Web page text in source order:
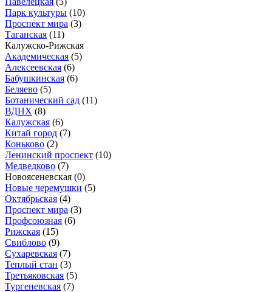
Парк культуры (10)
Проспект мира (3)
Таганская (11)
Калужско-Рижская
Академическая (5)
Алексеевская (6)
Бабушкинская (6)
Беляево (5)
Ботанический сад (11)
ВДНХ (8)
Калужская (6)
Китай город (7)
Коньково (2)
Ленинский проспект (10)
Медведково (7)
Новоясеневская (0)
Новые черемушки (5)
Октябрьская (4)
Проспект мира (3)
Профсоюзная (6)
Рижская (15)
Свиблово (9)
Сухаревская (7)
Теплый стан (3)
Третьяковская (5)
Тургеневская (7)